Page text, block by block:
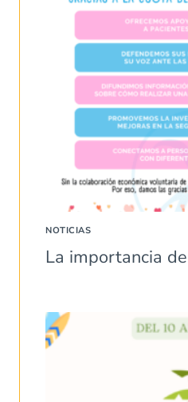
NOTICIAS
La importancia